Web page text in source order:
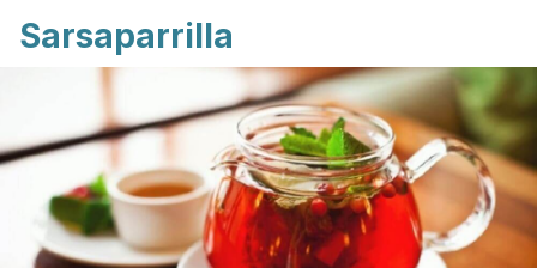
Sarsaparrilla